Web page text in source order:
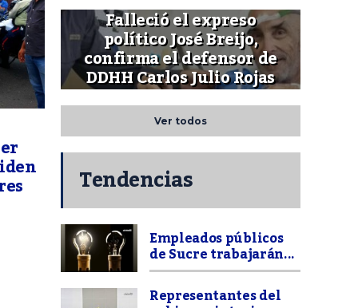
Falleció el expreso
político José Breijo,
confirma el defensor de
DDHH Carlos Julio Rojas
Ver todos
Tendencias
Empleados públicos
de Sucre trabajarán...
Representantes del